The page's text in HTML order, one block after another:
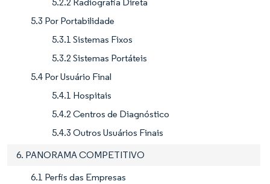
5.3 Por Portabilidade
5.3.1 Sistemas Fixos
5.3.2 Sistemas Portáteis
5.4 Por Usuário Final
5.4.1 Hospitais
5.4.2 Centros de Diagnóstico
5.4.3 Outros Usuários Finais
6. PANORAMA COMPETITIVO
6.1 Perfis das Empresas